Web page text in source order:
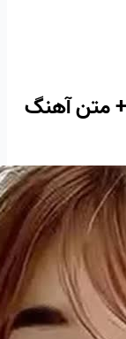
متن آهنگ